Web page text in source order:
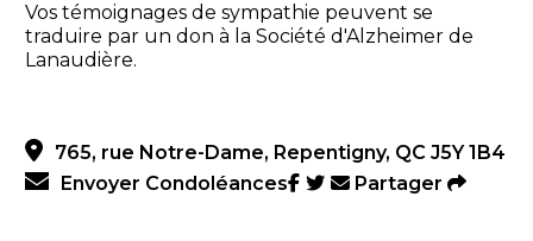
Vos témoignages de sympathie peuvent se
traduire par un don à la Société d'Alzheimer de
Lanaudière.
765, rue Notre-Dame, Repentigny, QC J5Y 1B4
Envoyer Condoléances
Partager